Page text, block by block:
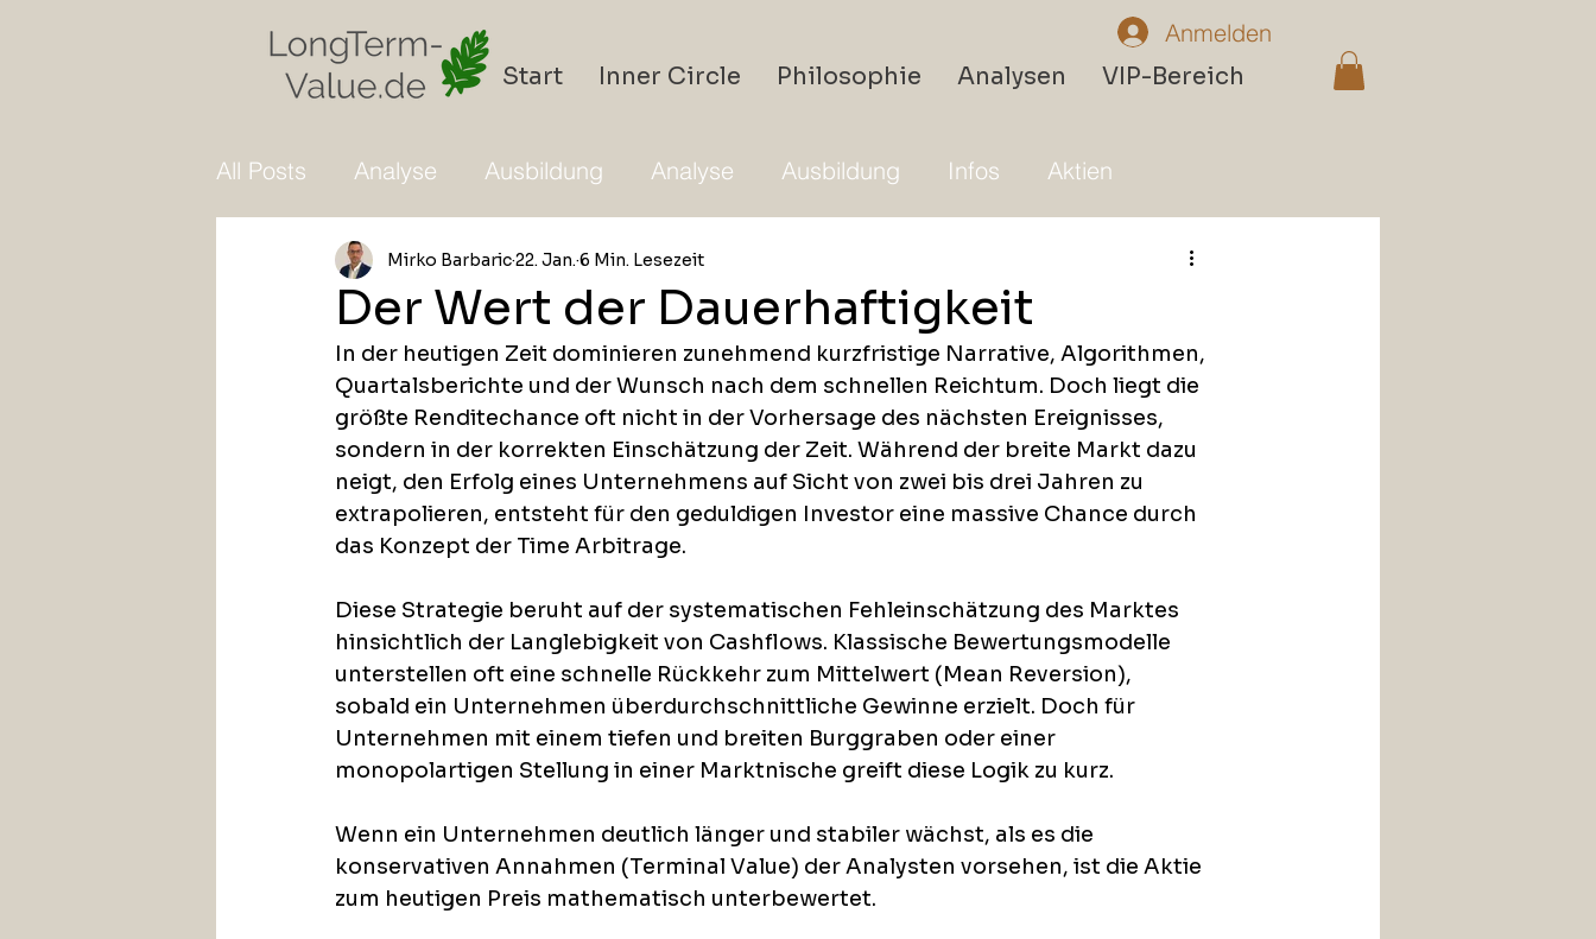
Start Inner Circle Philosophie Analysen VIP-Bereich
Anmelden
All Posts Analyse Ausbildung Analyse Ausbildung Infos Aktien
Der Wert der Dauerhaftigkeit
Mirko Barbaric22. Jan. 6 Min. Lesezeit
In der heutigen Zeit dominieren zunehmend kurzfristige Narrative, Algorithmen,
Quartalsberichte und der Wunsch nach dem schnellen Reichtum. Doch liegt die
größte Renditechance oft nicht in der Vorhersage des nächsten Ereignisses,
sondern in der korrekten Einschätzung der Zeit. Während der breite Markt dazu
neigt, den Erfolg eines Unternehmens auf Sicht von zwei bis drei Jahren zu
extrapolieren, entsteht für den geduldigen Investor eine massive Chance durch
das Konzept der Time Arbitrage.
Diese Strategie beruht auf der systematischen Fehleinschätzung des Marktes
hinsichtlich der Langlebigkeit von Cashflows. Klassische Bewertungsmodelle
unterstellen oft eine schnelle Rückkehr zum Mittelwert (Mean Reversion),
sobald ein Unternehmen überdurchschnittliche Gewinne erzielt. Doch für
Unternehmen mit einem tiefen und breiten Burggraben oder einer
monopolartigen Stellung in einer Marktnische greift diese Logik zu kurz.
Wenn ein Unternehmen deutlich länger und stabiler wächst, als es die
konservativen Annahmen (Terminal Value) der Analysten vorsehen, ist die Aktie
zum heutigen Preis mathematisch unterbewertet.